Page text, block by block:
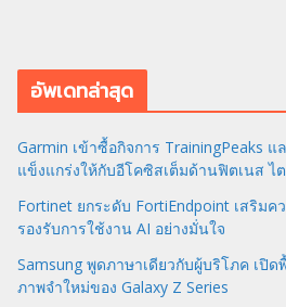
อัพเดทล่าสุด
Garmin เข้าซื้อกิจการ TrainingPeaks แ
แข็งแกร่งให้กับอีโคซิสเต็มด้านฟิตเนส ไ
Fortinet ยกระดับ FortiEndpoint เสริมค
รองรับการใช้งาน AI อย่างมั่นใจ
Samsung พูดภาษาเดียวกับผู้บริโภค เปิด
ภาพจำใหม่ของ Galaxy Z Series